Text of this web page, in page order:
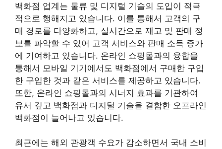
백화점 업계는 물류 및 디지털 기술의 도입이 적극
적으로 행해지고 있습니다. 이를 통해서 고객의 구
매 경로를 다양화하고, 실시간으로 재고 및 판매 정
보를 파악할 수 있어 고객 서비스와 판매 소득 증가
에 기여하고 있습니다. 온라인 쇼핑몰과의 융합을
통해서 모바일 기기에서도 백화점에서 구매한 구입
한 구입한 것과 같은 서비스를 제공하고 있습니다.
또한, 온라인 쇼핑몰과의 시너지 효과를 기관하여
유서 깊고 백화점과 디지털 기술을 결합한 오프라인
백화점이 늘어나고 있습니다.
최근에는 해외 관광객 수요가 감소하면서 국내 소비